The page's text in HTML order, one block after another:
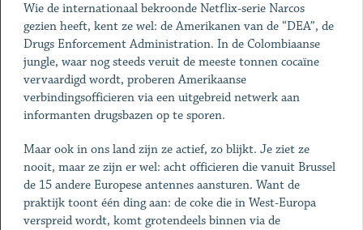
Wie de internationaal bekroonde Netflix-serie Narcos
gezien heeft, kent ze wel: de Amerikanen van de “DEA”, de
Drugs Enforcement Administration. In de Colombiaanse
jungle, waar nog steeds veruit de meeste tonnen cocaïne
vervaardigd wordt, proberen Amerikaanse
verbindingsofficieren via een uitgebreid netwerk aan
informanten drugsbazen op te sporen.
Maar ook in ons land zijn ze actief, zo blijkt. Je ziet ze
nooit, maar ze zijn er wel: acht officieren die vanuit Brussel
de 15 andere Europese antennes aansturen. Want de
praktijk toont één ding aan: de coke die in West-Europa
verspreid wordt, komt grotendeels binnen via de